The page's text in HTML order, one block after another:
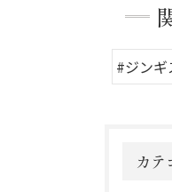
#ジンギ
カテ